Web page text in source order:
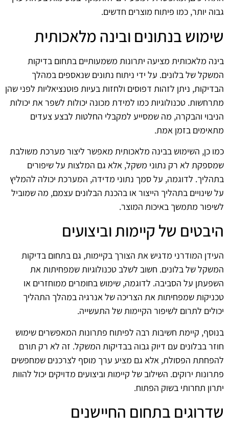
גבוה יותר, כמו פיתוח מוצרים חדשים.
שימוש בנתונים ובינה מלאכותית
בינה מלאכותית מציעה יתרונות משמעותיים בתחום בדיקות
המשקל של בלונים. על ידי ניתוח נתונים שנאספים במהלך
הבדיקות, ניתן לזהות דפוסים ולחזות בעיות פוטנציאליות לפני שהן
מתרחשות. טכנולוגיות כמו למידת מכונה יכולות לשפר את יכולות
הניבוי והבקרה, מה שמסייע למקבלי החלטות לבצע צעדים
מתאימים בזמן אמת.
כמו כן, השימוש בבינה מלאכותית מאפשר ליצור מערכת משולבת
שמספקת לא רק נתוני משקל, אלא גם המלצות על שיפורים
בתהליך. לדוגמה, על סמך נתוני מדידה, המערכת יכולה להמליץ
על שינויים בתהליך הייצור או בהכנת הבלונים עצמם, מה שמוביל
לשיפור מתמשך באיכות המוצר.
היבטים של קיימות וביצועים
העידן המודרני מדגיש את הצורך בקיימות, גם בתחום בדיקות
המשקל של בלונים. חשוב לשלב טכנולוגיות שמפחיתות את
השפעתן על הסביבה. לדוגמה, שימוש בחומרים ממוחזרים או
טכניקות שמפחיתות את הצריכה של אנרגיה במהלך התהליך
יכולים לתרום לשיפור הקיימות של התעשייה.
בנוסף, קיימת חשיבות רבה לפיתוח פתרונות המאפשרים שימוש
חוזר בבלונים עם דיוק גבוה בבדיקות המשקל. זה לא רק תורם
להפחתת הפסולת, אלא גם מציע ערך מוסף לצרכנים שמחפשים
פתרונות ירוקים. השילוב של קיימות וביצועים מדויקים יכול להוות
יתרון תחרותי בשוק הפתוח.
שדרוגים בתחום החיישנים